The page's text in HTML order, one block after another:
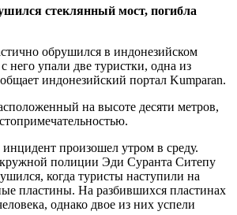
обрушился в индонезийском
него упали две туристки, одна из
индонезийский портал Kumparan.
на высоте десяти метров,
произошел утром в среду.
полиции Эди Суранта Ситепу
когда туристы наступили на
пластины. На разбившихся пластинах
однако двое из них успели